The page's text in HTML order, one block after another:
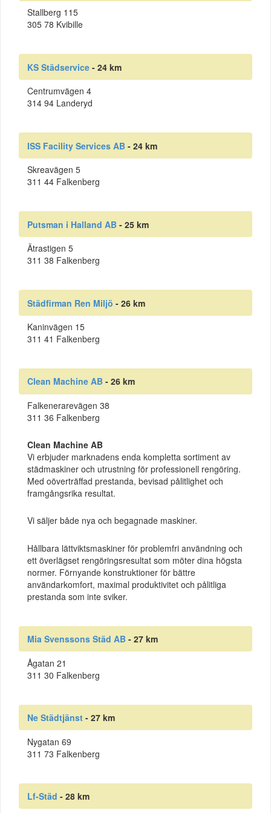
Stallberg 115
305 78 Kvibille
KS Städservice - 24 km
Centrumvägen 4
314 94 Landeryd
ISS Facility Services AB - 24 km
Skreavägen 5
311 44 Falkenberg
Putsman i Halland AB - 25 km
Ätrastigen 5
311 38 Falkenberg
Städfirman Ren Miljö - 26 km
Kaninvägen 15
311 41 Falkenberg
Clean Machine AB - 26 km
Falkenerarevägen 38
311 36 Falkenberg
Clean Machine AB
Vi erbjuder marknadens enda kompletta sortiment av
städmaskiner och utrustning för professionell rengöring.
Med oöverträffad prestanda, bevisad pålitlighet och
framgångsrika resultat.
Vi säljer både nya och begagnade maskiner.
Hållbara lättviktsmaskiner för problemfri användning och
ett överlägset rengöringsresultat som möter dina högsta
normer. Förnyande konstruktioner för bättre
användarkomfort, maximal produktivitet och pålitliga
prestanda som inte sviker.
Mia Svenssons Städ AB - 27 km
Ågatan 21
311 30 Falkenberg
Ne Städtjänst - 27 km
Nygatan 69
311 73 Falkenberg
Lf-Städ - 28 km